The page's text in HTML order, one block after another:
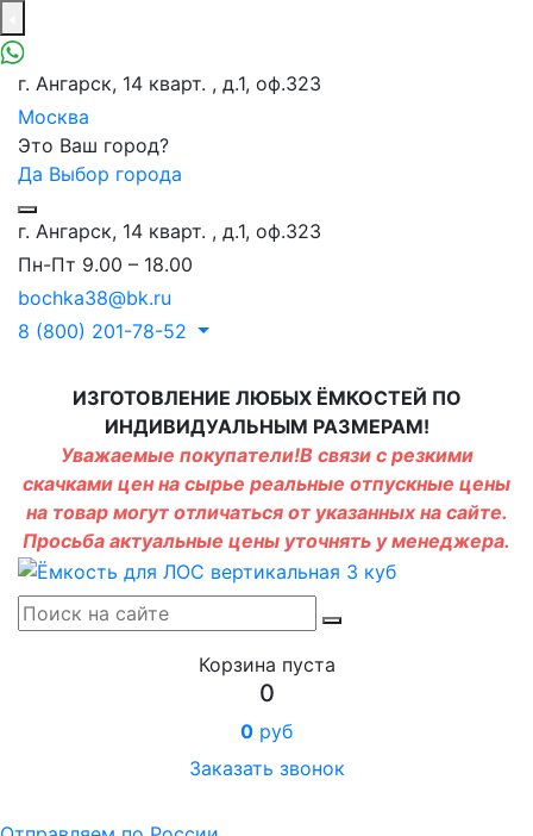
г. Ангарск, 14 кварт. , д.1, оф.323
Москва
Это Ваш город?
Да Выбор города
г. Ангарск, 14 кварт. , д.1, оф.323
Пн-Пт 9.00 – 18.00
bochka38@bk.ru
8 (800) 201-78-52
ИЗГОТОВЛЕНИЕ ЛЮБЫХ ЁМКОСТЕЙ ПО
ИНДИВИДУАЛЬНЫМ РАЗМЕРАМ!
Уважаемые покупатели!В связи с резкими
скачками цен на сырье реальные отпускные цены
на товар могут отличаться от указанных на сайте.
Просьба актуальные цены уточнять у менеджера.
Корзина пуста
0
0 руб
Заказать звонок